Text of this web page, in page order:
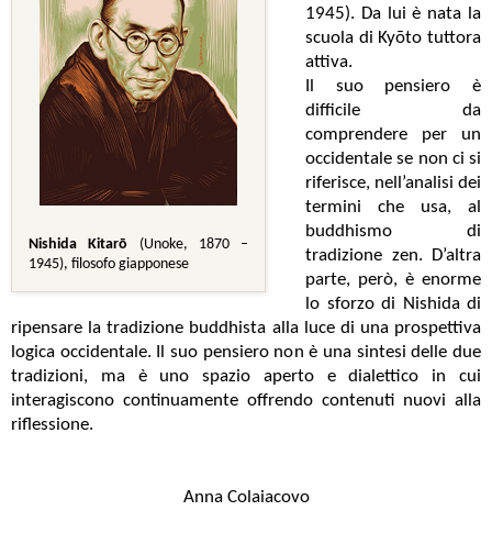
Nishida Kitarō (Unoke, 1870 –
1945), filosofo giapponese
1945). Da lui è nata la
scuola di Kyōto tuttora
attiva.
Il suo pensiero è
difficile da
comprendere per un
occidentale se non ci si
riferisce, nell’analisi dei
termini che usa, al
buddhismo di
tradizione zen. D’altra
parte, però, è enorme
lo sforzo di Nishida di
ripensare la tradizione buddhista alla luce di una prospettiva
logica occidentale. Il suo pensiero non è una sintesi delle due
tradizioni, ma è uno spazio aperto e dialettico in cui
interagiscono continuamente offrendo contenuti nuovi alla
riflessione.
Anna Colaiacovo